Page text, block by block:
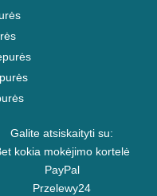
Galite atsiskaityti su:
kokia mokėjimo kortelė
PayPal
Przelewy24